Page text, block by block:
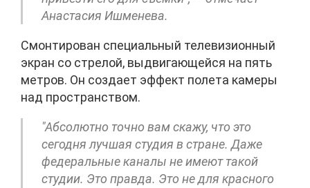
Анастасия Ишменева.
Смонтирован специальный телевизионный
экран со стрелой, выдвигающейся на пять
метров. Он создает эффект полета камеры
над пространством.
"Абсолютно точно вам скажу, что это
сегодня лучшая студия в стране. Даже
федеральные каналы не имеют такой
студии. Это правда. Это не для красного